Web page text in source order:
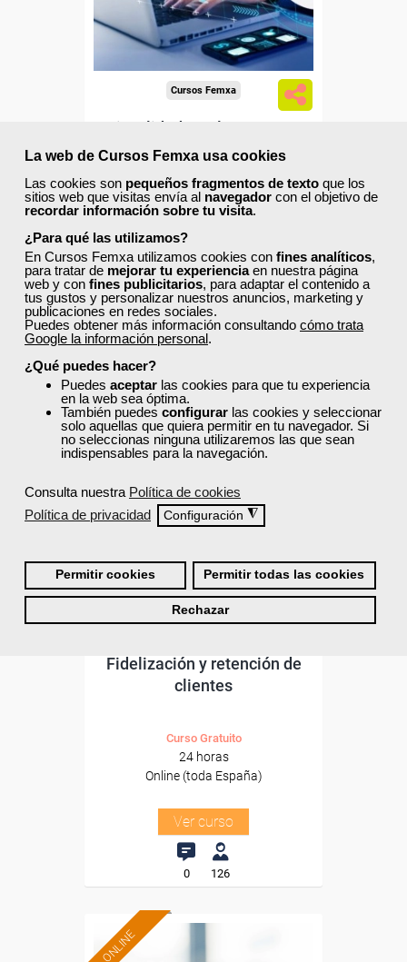
La web de Cursos Femxa usa cookies
Las cookies son pequeños fragmentos de texto que los
sitios web que visitas envía al navegador con el objetivo de
recordar información sobre tu visita.
¿Para qué las utilizamos?
En Cursos Femxa utilizamos cookies con fines analíticos,
para tratar de mejorar tu experienciaen nuestra página
web y con fines publicitarios, para adaptar el contenido a
tus gustos y personalizar nuestros anuncios, marketing y
publicaciones en redes sociales.
Puedes obtener más información consultando cómo trata
Google la información personal.
¿Qué puedes hacer?
Puedes aceptar las cookies para que tu experiencia
en la web sea óptima.
También puedes configurar las cookies y seleccionar
solo aquellas que quiera permitir en tu navegador. Si
no seleccionas ninguna utilizaremos las que sean
indispensables para la navegación.
Consulta nuestra Política de cookies
Política de privacidad
Configuración ◮
Permitir cookies Permitir todas las cookies
Rechazar
Sector
-Transporte y Logística.
Cursos Femxa
Fiscalidad en el transporte
Curso Gratuito
Online (toda España)
Ver curso
3
ONLINE
Formación 100%
subvencionada.
Para desempleados,
trabajadores y autónomos.
-Servicios a las Empresas.
Cursos Femxa
Fidelización y retención de
clientes
Curso Gratuito
24 horas
Online (toda España)
Ver curso
0 126
ONLINE